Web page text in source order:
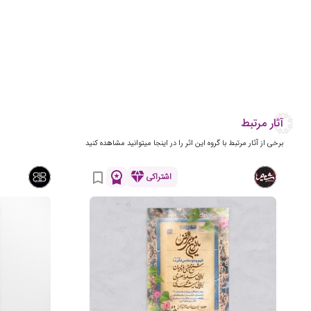
آثار مرتبط
برخی از آثار مرتبط با گروه این اثر را در اینجا میتوانید مشاهده کنید
اشتراکیdiamond
workspace_premium
bookmark_border